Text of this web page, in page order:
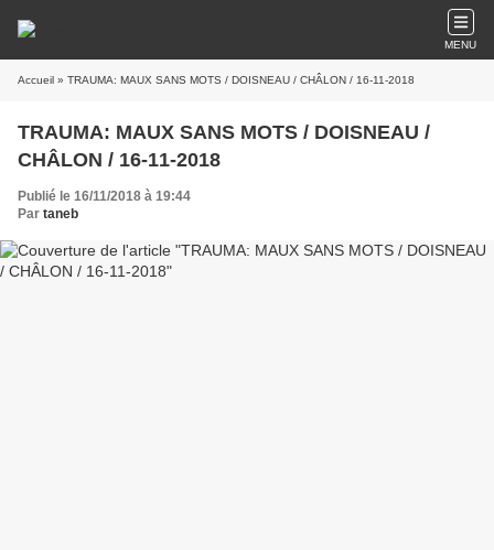
MENU
Accueil » TRAUMA: MAUX SANS MOTS / DOISNEAU / CHÂLON / 16-11-2018
TRAUMA: MAUX SANS MOTS / DOISNEAU /
CHÂLON / 16-11-2018
Publié le 16/11/2018 à 19:44
Par taneb